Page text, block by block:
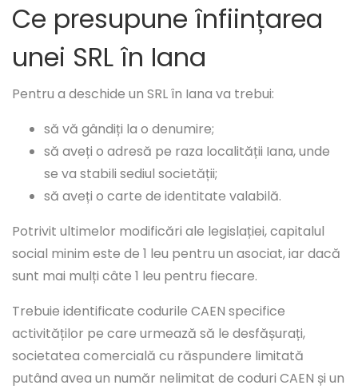
Ce presupune înființarea
unei SRL în Iana
Pentru a deschide un SRL în Iana va trebui:
să vă gândiți la o denumire;
să aveți o adresă pe raza localității Iana, unde
se va stabili sediul societății;
să aveți o carte de identitate valabilă.
Potrivit ultimelor modificări ale legislației, capitalul
social minim este de 1 leu pentru un asociat, iar dacă
sunt mai mulți câte 1 leu pentru fiecare.
Trebuie identificate codurile CAEN specifice
activităților pe care urmează să le desfășurați,
societatea comercială cu răspundere limitată
putând avea un număr nelimitat de coduri CAEN și un